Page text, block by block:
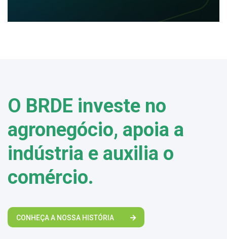
O BRDE investe no
agronegócio, apoia a
indústria e auxilia o
comércio.
CONHEÇA A NOSSA HISTÓRIA